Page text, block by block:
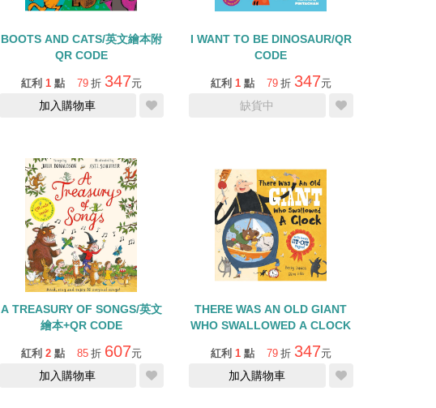
BOOTS AND CATS/英文繪本附
QR CODE
紅利 1 點 79 折 347元
加入購物車
I WANT TO BE DINOSAUR/QR
CODE
紅利 1 點 79 折 347元
缺貨中
A TREASURY OF SONGS/英文
繪本+QR CODE
紅利 2 點 85 折 607元
加入購物車
THERE WAS AN OLD GIANT
WHO SWALLOWED A CLOCK
紅利 1 點 79 折 347元
加入購物車